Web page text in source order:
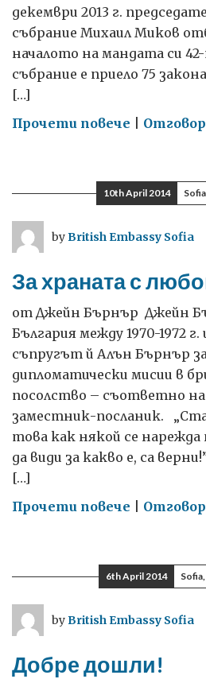
декември 2013 г.
събрание Михаил Миков
началото на мандата си
събрание е приело 75
[…]
Прочети повече on
закони
биха
и
по-
Отговор
10th April 2014
byBritish Embassy Sofia
За храната с
от Джeйн Бърнър Джейн
България между 1970-1972 г.
съпругът й Алън Бърнър
дипломатически мисии в
посолство – съответно
заместник-посланик.
това как някой се нарежда
да види за какво е, са
[…]
Прочети повече on
с
любов
Отговор
6th April 2014
byBritish Embassy Sofia
Добре дошли!